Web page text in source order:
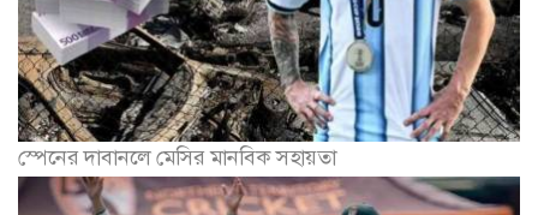
স্পেনের দাবানলে মেসির মানবিক সহায়তা